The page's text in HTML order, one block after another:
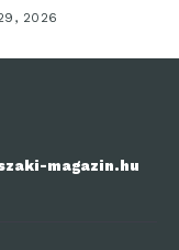
és a...
2026
magazin.hu